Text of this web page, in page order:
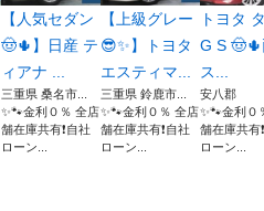
【人気セダン
🤠🌵】日産 テ
ィアナ ...
三重県 桑名市...
✨🐾金利０％ 全店
舗在庫共有❗️自社
ローン...
【上級グレー
😎✨】トヨタ
エスティマ...
三重県 鈴鹿市...
✨🐾金利０％ 全店
舗在庫共有❗️自社
ローン...
トヨタ
G S
ス...
安八郡
✨🐾金利０
舗在庫共有
ローン...